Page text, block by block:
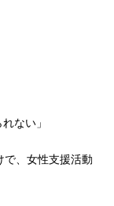
ない」
で、女性支援活動